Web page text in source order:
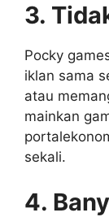
3.
Pocky
iklan sama
atau
mainkan
sekali.
4.